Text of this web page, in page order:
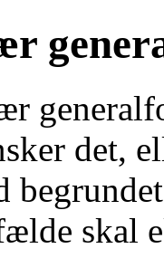
det,
skal